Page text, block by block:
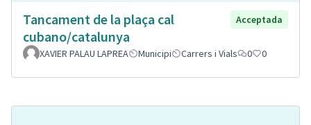
Tancament de la plaça cal
cubano/catalunya
Acceptada
XAVIER PALAU LAPREA Municipi Carrers i Vials 0 0